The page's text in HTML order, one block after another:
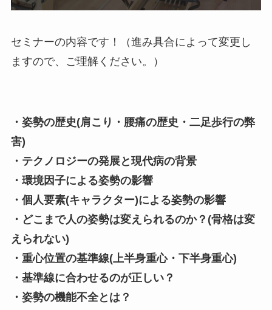
セミナーの内容です！（進み具合によって変更し
ますので、ご理解ください。）
・姿勢の歴史(肩こり・腰痛の歴史・二足歩行の弊
害)
・テクノロジーの発展と現代病の背景
・環境因子による姿勢の影響
・個人要素(キャラクター)による姿勢の影響
・どこまで人の姿勢は変えられるのか？(骨格は変
えられない)
・重心位置の基準線(上半身重心・下半身重心)
・基準線に合わせるのが正しい？
・姿勢の機能不全とは？